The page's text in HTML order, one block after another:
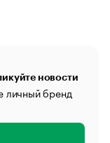
новости
личный бренд